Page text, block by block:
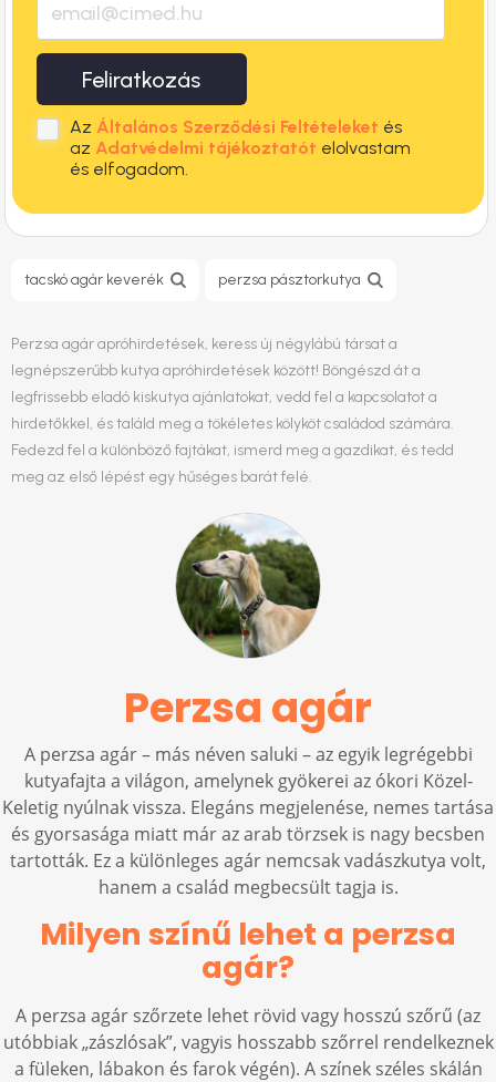
Feliratkozás
Az Általános Szerződési Feltételeket és
az Adatvédelmi tájékoztatót elolvastam
és elfogadom.
tacskó agár keverék perzsa pásztorkutya
Perzsa agár apróhirdetések, keress új négylábú társat a
legnépszerűbb kutya apróhirdetések között! Böngészd át a
legfrissebb eladó kiskutya ajánlatokat, vedd fel a kapcsolatot a
hirdetőkkel, és találd meg a tökéletes kölyköt családod számára.
Fedezd fel a különböző fajtákat, ismerd meg a gazdikat, és tedd
meg az első lépést egy hűséges barát felé.
Perzsa agár
A perzsa agár – más néven saluki – az egyik legrégebbi
kutyafajta a világon, amelynek gyökerei az ókori Közel-
Keletig nyúlnak vissza. Elegáns megjelenése, nemes tartása
és gyorsasága miatt már az arab törzsek is nagy becsben
tartották. Ez a különleges agár nemcsak vadászkutya volt,
hanem a család megbecsült tagja is.
Milyen színű lehet a perzsa
agár?
A perzsa agár szőrzete lehet rövid vagy hosszú szőrű (az
utóbbiak „zászlósak”, vagyis hosszabb szőrrel rendelkeznek
a füleken, lábakon és farok végén). A színek széles skálán